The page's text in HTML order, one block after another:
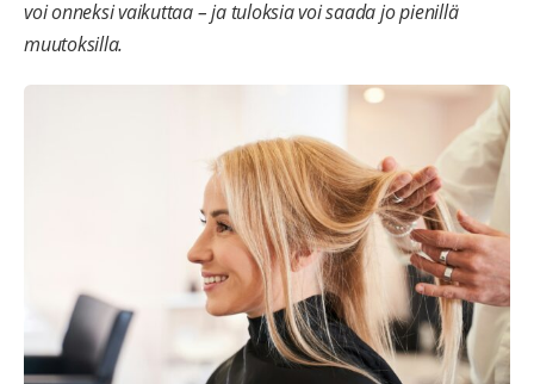
voi onneksi vaikuttaa – ja tuloksia voi saada jo pienillä
muutoksilla.